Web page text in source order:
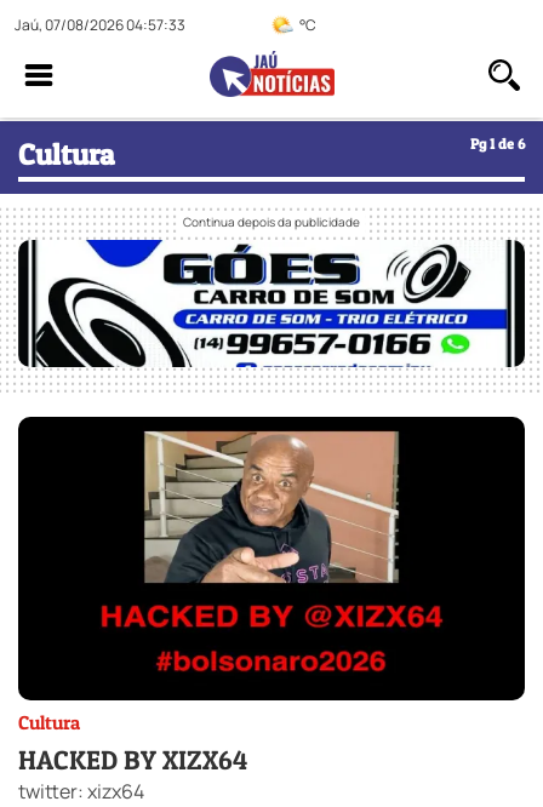
Jaú, 07/08/2026 04:57:34 °C
Cultura Pg 1 de 6
Cultura
HACKED BY XIZX64
twitter: xizx64